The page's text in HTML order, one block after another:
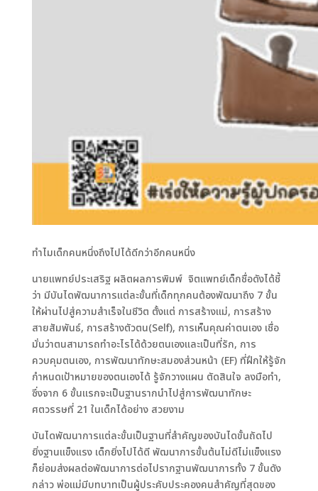
ทำไมเด็กคนหนึ่งถึงไปได้ดีกว่าอีกคนหนึ่ง
นายแพทย์ประเสริฐ ผลิตผลการพิมพ์ จิตแพทย์เด็กชื่อดังได้ชี้
ว่า มีบันไดพัฒนาการแต่ละขั้นที่เด็กทุกคนต้องพัฒนาถึง 7 ขั้น
ให้ผ่านไปสู่ความสำเร็จในชีวิต ตั้งแต่ การสร้างแม่, การสร้าง
สายสัมพันธ์, การสร้างตัวตน(Self), การเห็นคุณค่าตนเอง เชื่อ
มั่นว่าตนสามารถทำอะไรได้ด้วยตนเองและเป็นที่รัก, การ
ควบคุมตนเอง, การพัฒนาทักษะสมองส่วนหน้า (EF) ที่ฝึกให้รู้จัก
กำหนดเป้าหมายของตนเองได้ รู้จักวางแผน ตัดสินใจ ลงมือทำ,
ซึ่งจาก 6 ขั้นแรกจะเป็นฐานรากนำไปสู่การพัฒนาทักษะ
ศตวรรษที่ 21 ในเด็กได้อย่าง สวยงาม
บันไดพัฒนาการแต่ละขั้นเป็นฐานที่สำคัญของบันไดขั้นถัดไป
ยิ่งฐานแข็งแรง เด็กยิ่งไปได้ดี พัฒนาการขั้นต้นไม่ดีไม่แข็งแรง
ก็ย่อมส่งผลต่อพัฒนาการต่อไปรากฐานพัฒนาการทั้ง 7 ขั้นดัง
กล่าว พ่อแม่มีบทบาทเป็นผู้ประคับประคองคนสำคัญที่สุดของ